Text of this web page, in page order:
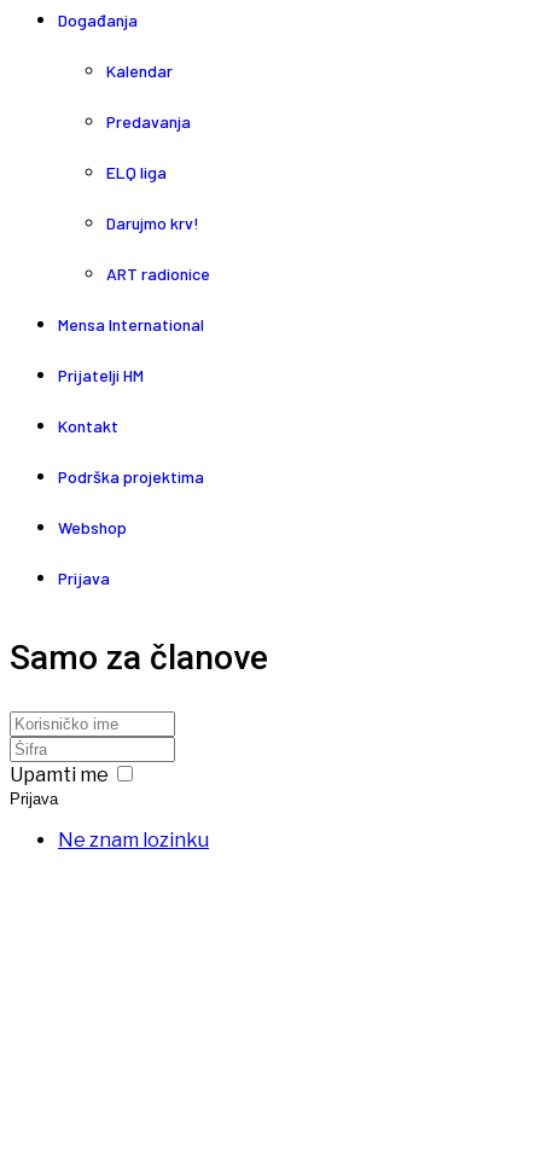
Događanja
Kalendar
Predavanja
ELQ liga
Darujmo krv!
ART radionice
Mensa International
Prijatelji HM
Kontakt
Podrška projektima
Webshop
Prijava
Samo za članove
Upamti me
Prijava
Ne znam lozinku